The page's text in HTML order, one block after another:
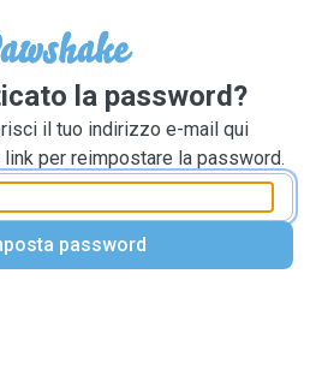
la password?
il tuo indirizzo e-mail qui
per reimpostare la password.
password